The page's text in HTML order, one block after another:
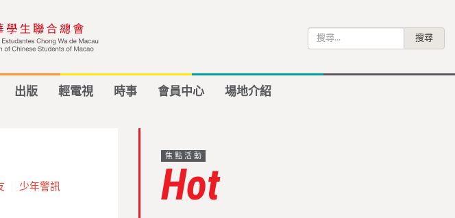
尋
出版 輕電視 時事 會員中心 場地介紹
少年警訊
焦點活動
Hot